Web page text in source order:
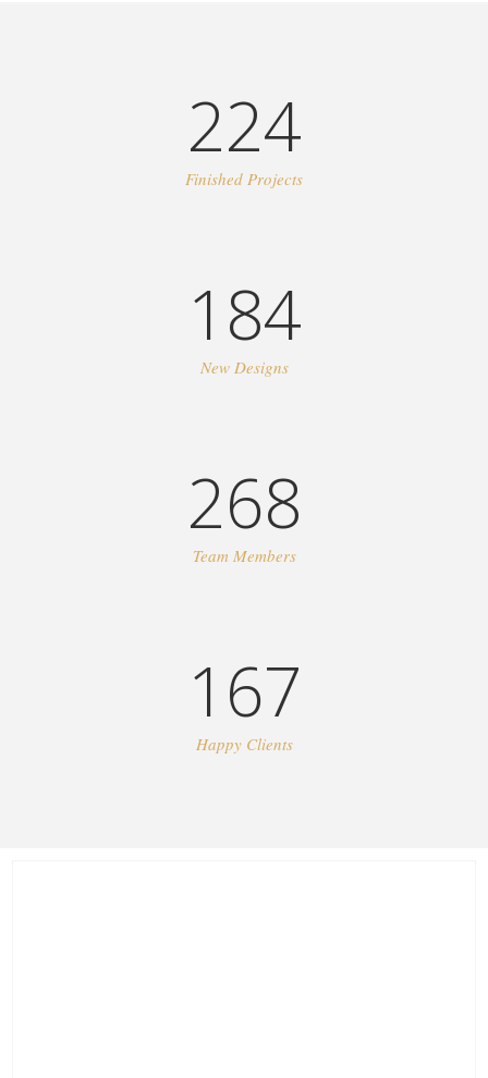
224
Finished Projects
184
New Designs
268
Team Members
167
Happy Clients